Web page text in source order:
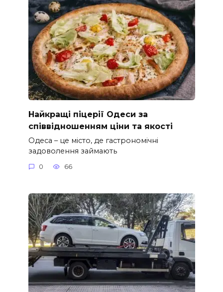
Найкращі піцерії Одеси за
співвідношенням ціни та якості
Одеса – це місто, де гастрономічні
задоволення займають
0 66